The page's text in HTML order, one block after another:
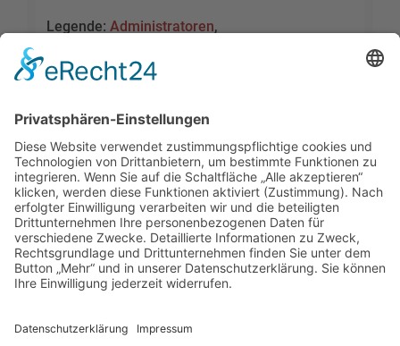
Legende: Administratoren,
Kürzlich registrierte Benutzer
Beiträge insgesamt
109459
• Themen insgesamt
9528• Mitglieder insgesamt2455• Unser
neuestes Mitglied:sky1005